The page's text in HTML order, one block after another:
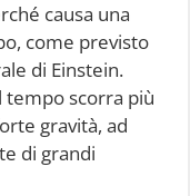
causa una
come previsto
di Einstein.
tempo scorra più
gravità, ad
di grandi